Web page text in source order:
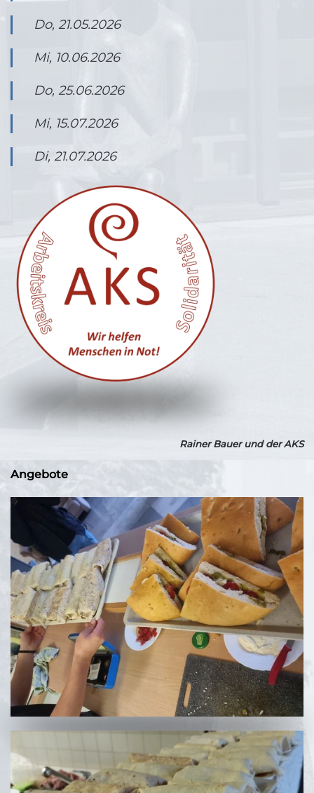
Do, 21.05.2026
Mi, 10.06.2026
Do, 25.06.2026
Mi, 15.07.2026
Di, 21.07.2026
Rainer Bauer und der AKS
Angebote